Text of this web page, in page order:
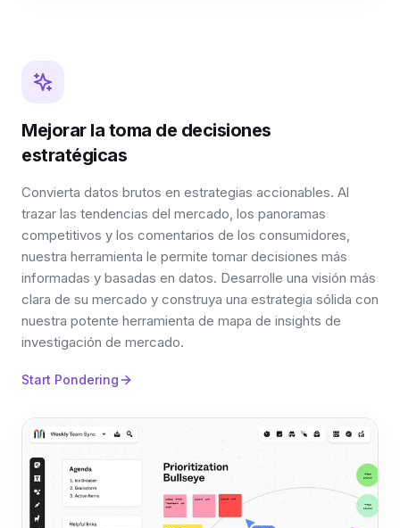
Mejorar la toma de decisiones
estratégicas
Convierta datos brutos en estrategias accionables. Al
trazar las tendencias del mercado, los panoramas
competitivos y los comentarios de los consumidores,
nuestra herramienta le permite tomar decisiones más
informadas y basadas en datos. Desarrolle una visión más
clara de su mercado y construya una estrategia sólida con
nuestra potente herramienta de mapa de insights de
investigación de mercado.
Start Pondering